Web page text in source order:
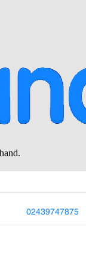
02439747875